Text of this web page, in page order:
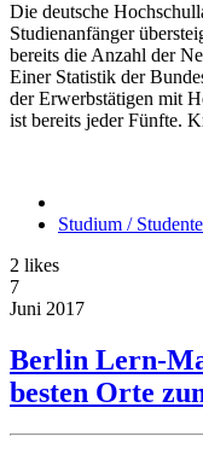
Die deutsche
Studienanfänger
bereits die Anzahl der
Einer Statistik der
der Erwerbstätigen mit
ist bereits jeder Fünfte.
Studium /
2 likes
7
Juni 2017
Berlin Lern-
besten Orte